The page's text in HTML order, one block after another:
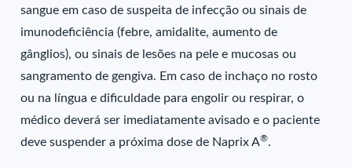
sangue em caso de suspeita de infecção ou sinais de
imunodeficiência (febre, amidalite, aumento de
gânglios), ou sinais de lesões na pele e mucosas ou
sangramento de gengiva. Em caso de inchaço no rosto
ou na língua e dificuldade para engolir ou respirar, o
médico deverá ser imediatamente avisado e o paciente
deve suspender a próxima dose de Naprix A®.